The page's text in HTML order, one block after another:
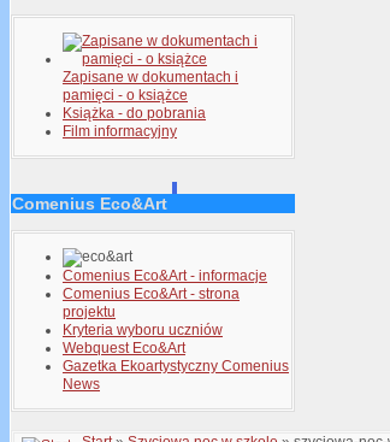
Zapisane w dokumentach i
pamięci - o książce
Książka - do pobrania
Film informacyjny
Comenius Eco&Art
Comenius Eco&Art - informacje
Comenius Eco&Art - strona
projektu
Kryteria wyboru uczniów
Webquest Eco&Art
Gazetka Ekoartystyczny Comenius
News